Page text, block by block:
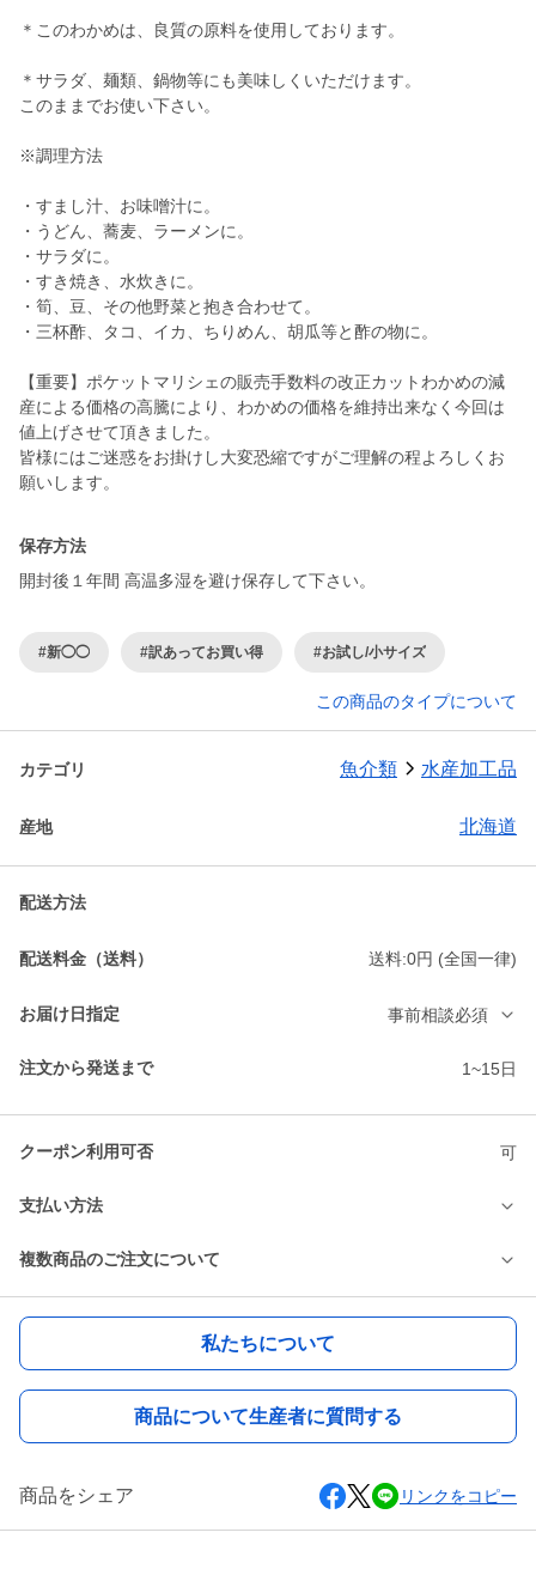
＊このわかめは、良質の原料を使用しております。
＊サラダ、麺類、鍋物等にも美味しくいただけます。
このままでお使い下さい。
※調理方法
・すまし汁、お味噌汁に。
・うどん、蕎麦、ラーメンに。
・サラダに。
・すき焼き、水炊きに。
・筍、豆、その他野菜と抱き合わせて。
・三杯酢、タコ、イカ、ちりめん、胡瓜等と酢の物に。
【重要】ポケットマリシェの販売手数料の改正カットわかめの減
産による価格の高騰により、わかめの価格を維持出来なく今回は
値上げさせて頂きました。
皆様にはご迷惑をお掛けし大変恐縮ですがご理解の程よろしくお
願いします。
保存方法
開封後１年間 高温多湿を避け保存して下さい。
#新◯◯ #訳あってお買い得 #お試し/小サイズ
この商品のタイプについて
カテゴリ 魚介類 水産加工品
産地 北海道
配送方法
配送料金（送料） 送料:0円 (全国一律)
お届け日指定 事前相談必須
注文から発送まで 1~15日
クーポン利用可否 可
支払い方法
複数商品のご注文について
私たちについて
商品について生産者に質問する
商品をシェア リンクをコピー